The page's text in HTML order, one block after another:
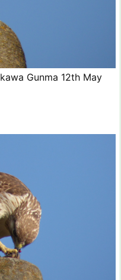
Gunma 12th May